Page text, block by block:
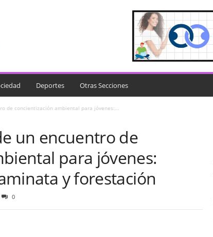
Deportes Otras Secciones
de concientización ambiental para jóvenes:...
un encuentro de
para jóvenes:
y forestación
0